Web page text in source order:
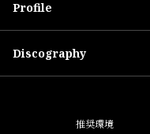
Profile
Discography
推奨環境